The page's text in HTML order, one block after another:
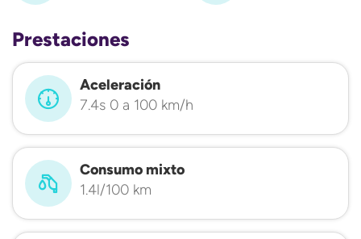
Prestaciones
Aceleración
7.4s 0 a 100 km/h
Consumo mixto
1.4l/100 km